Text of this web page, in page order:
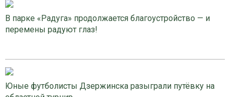
В парке «Радуга» продолжается благоустройство — и
перемены радуют глаз!
Юные футболисты Дзержинска разыграли путёвку на